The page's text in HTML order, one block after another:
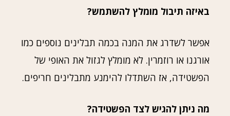
באיזה תיבול מומלץ להשתמש?
אפשר לשדרג את המנה בכמה תבלינים נוספים כמו
אורגנו או רוזמרין. לא מומלץ לגזול את האופי של
הפשטידה, אז השתדלו להימנע מתבלינים חריפים.
מה ניתן להגיש לצד הפשטידה?